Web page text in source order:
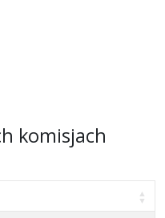
komisjach